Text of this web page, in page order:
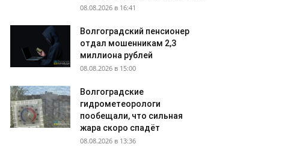
08.08.2026 в 16:41
Волгоградский пенсионер
отдал мошенникам 2,3
миллиона рублей
08.08.2026 в 15:00
Волгоградские
гидрометеорологи
пообещали, что сильная
жара скоро спадёт
08.08.2026 в 13:36